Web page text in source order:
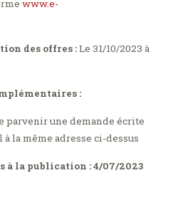
www.e-
des offres :Le 31/10/2023 à
:
parvenir une demande écrite
la même adresse ci-dessus
à la publication : 4/07/2023